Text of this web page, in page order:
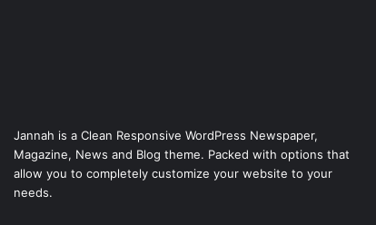
Jannah is a Clean Responsive WordPress Newspaper,
Magazine, News and Blog theme. Packed with options that
allow you to completely customize your website to your
needs.